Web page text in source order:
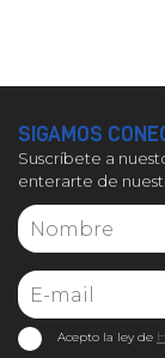
SIGAMOS
Suscríbete a
enterarte de
Acepto la ley de